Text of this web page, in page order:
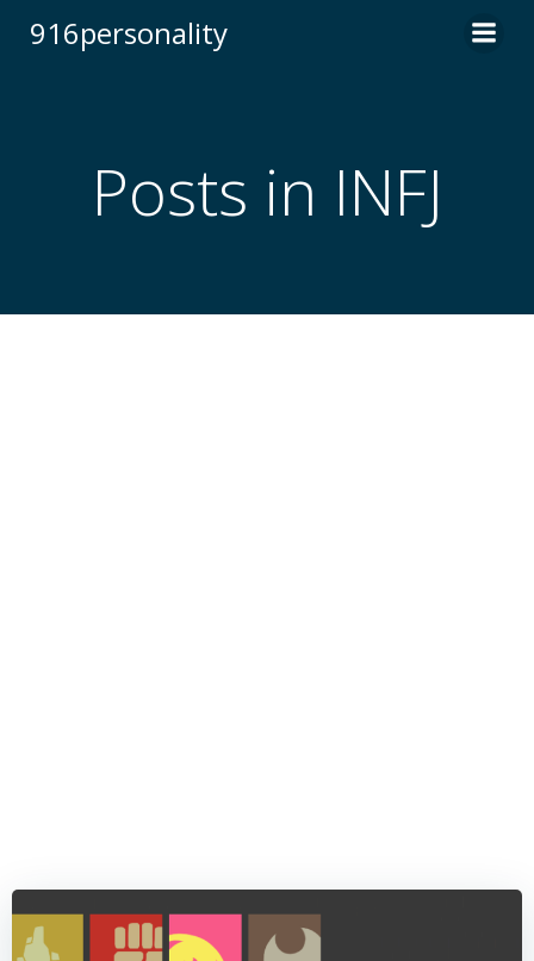
916personality
Posts in INFJ